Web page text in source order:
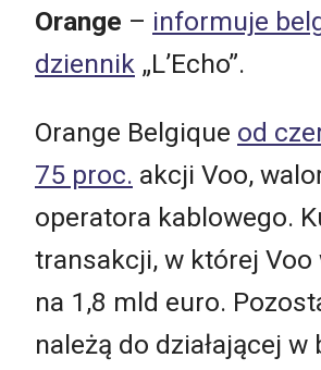
Orange – informuje
dziennik „L’Echo”.
Orange Belgique od
75 proc. akcji Voo,
operatora kablowego.
transakcji, w której Voo
na 1,8 mld euro.
należą do działającej w